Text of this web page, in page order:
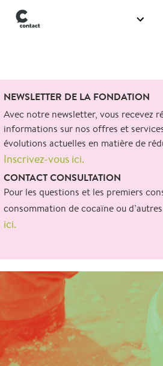
for:
NEWSLETTER DE LA FONDATION
Avec notre newsletter, vous recevez
informations sur nos offres et
évolutions actuelles en matière de
Inscrivez-vous ici.
CONTACT CONSULTATION
Pour les questions et les premiers
consommation de cocaïne ou
ici.